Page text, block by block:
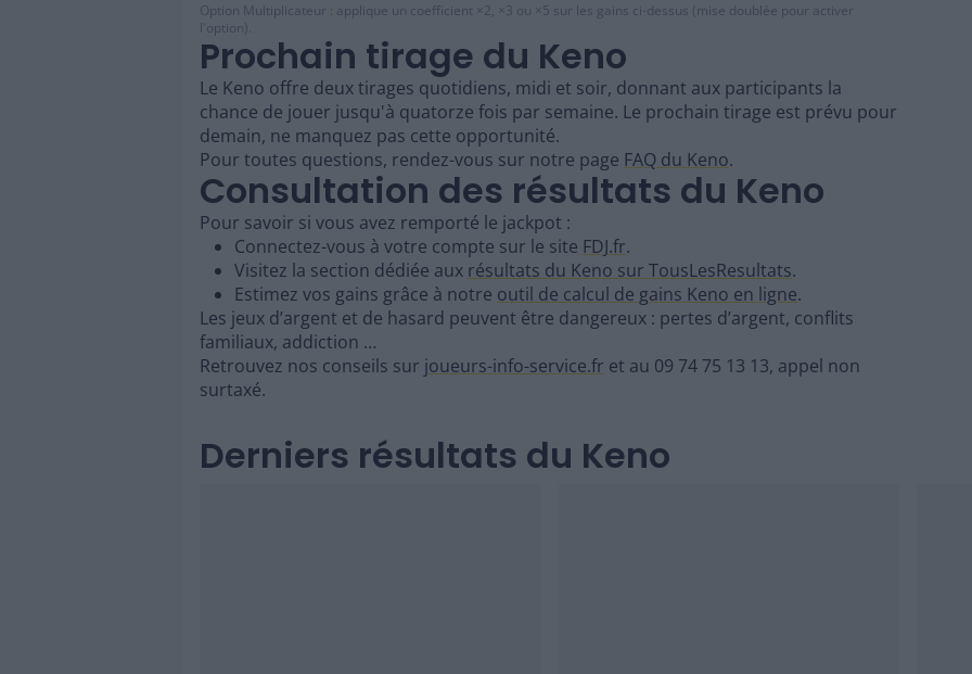
Option Multiplicateur : applique un coefficient ×2, ×3 ou ×5 sur les gains ci-dessus (mise doublée pour activer
l'option).
Prochain tirage du Keno
Le Keno offre deux tirages quotidiens, midi et soir, donnant aux participants la
chance de jouer jusqu'à quatorze fois par semaine. Le prochain tirage est prévu pour
demain, ne manquez pas cette opportunité.
Pour toutes questions, rendez-vous sur notre page FAQ du Keno.
Consultation des résultats du Keno
Pour savoir si vous avez remporté le jackpot :
Connectez-vous à votre compte sur le site FDJ.fr.
Visitez la section dédiée aux résultats du Keno sur TousLesResultats.
Estimez vos gains grâce à notre outil de calcul de gains Keno en ligne.
Les jeux d’argent et de hasard peuvent être dangereux : pertes d’argent, conflits
familiaux, addiction …
Retrouvez nos conseils sur joueurs-info-service.fr et au 09 74 75 13 13, appel non
surtaxé.
Derniers résultats du Keno